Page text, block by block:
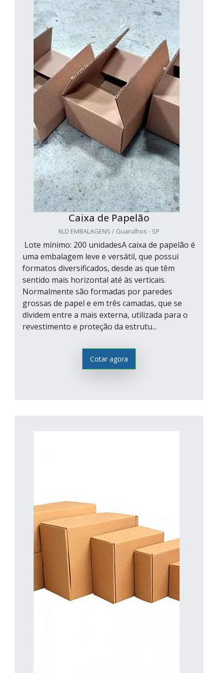
Caixa de Papelão
KLD EMBALAGENS / Guarulhos - SP
Lote mínimo: 200 unidadesA caixa de papelão é
uma embalagem leve e versátil, que possui
formatos diversificados, desde as que têm
sentido mais horizontal até às verticais.
Normalmente são formadas por paredes
grossas de papel e em três camadas, que se
dividem entre a mais externa, utilizada para o
revestimento e proteção da estrutu...
Cotar agora